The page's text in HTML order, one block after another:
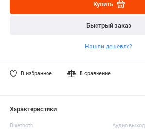
Купить
Быстрый заказ
Нашли дешевле?
В избранное В сравнение
Характеристики
Bluetooth Аудио выход